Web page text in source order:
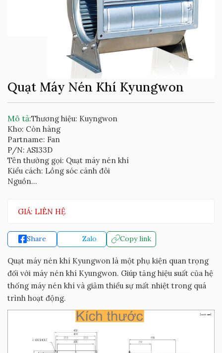
Quạt Máy Nén Khí Kyungwon
Mô tả:Thương hiệu: Kuyngwon
Kho: Còn hàng
Partname: Fan
P/N: AS133D
Tên thường gọi: Quạt máy nén khí
Kiểu cách: Lồng sóc cánh đôi
Nguồn...
GIÁ: LIÊN HỆ
Share Zalo Copy link
Quạt máy nén khí Kyungwon là một phụ kiện quan trọng
đối với máy nén khí Kyungwon. Giúp tăng hiệu suất của hệ
thống máy nén khí và giảm thiểu sự mất nhiệt trong quá
trình hoạt động.